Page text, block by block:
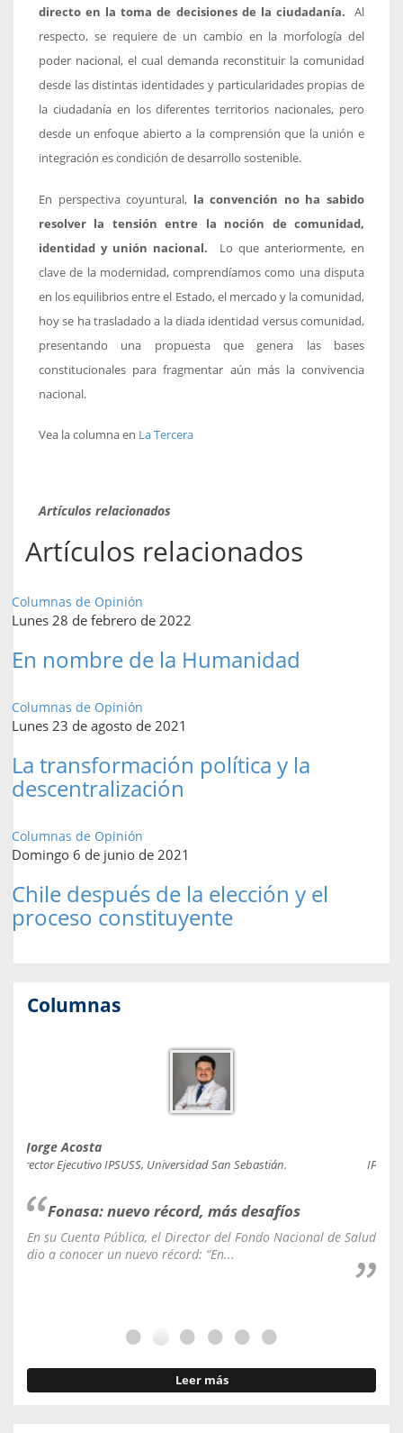
directo en la toma de decisiones de la ciudadanía.
Al
respecto, se requiere de un cambio en la morfología del
poder nacional, el cual demanda reconstituir la comunidad
desde las distintas identidades y particularidades propias de
la ciudadanía en los diferentes territorios nacionales, pero
desde un enfoque abierto a la comprensión que la unión e
integración es condición de desarrollo sostenible.
En perspectiva coyuntural, la convención no ha sabido
resolver la tensión entre la noción de comunidad,
identidad y unión nacional. Lo que anteriormente, en
clave de la modernidad, comprendíamos como una disputa
en los equilibrios entre el Estado, el mercado y la comunidad,
hoy se ha trasladado a la diada identidad versus comunidad,
presentando una propuesta que genera las bases
constitucionales para fragmentar aún más la convivencia
nacional.
Vea la columna en La Tercera
Artículos relacionados
Artículos relacionados
Columnas de Opinión
Lunes 28 de febrero de 2022
En nombre de la Humanidad
Columnas de Opinión
Lunes 23 de agosto de 2021
La transformación política y la
descentralización
Columnas de Opinión
Domingo 6 de junio de 2021
Chile después de la elección y el
proceso constituyente
Columnas
Jorge Acosta
Director Ejecutivo IPSUSS, Universidad San Sebastián.
Fonasa: nuevo récord, más desafíos
En su Cuenta Pública, el Director del Fondo Nacional de Salud
dio a conocer un nuevo récord: “En...
Leer más